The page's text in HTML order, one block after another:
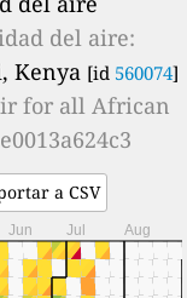
del aire:
Kenya [id 560074]
for all African
a CSV
Jun Jul Aug